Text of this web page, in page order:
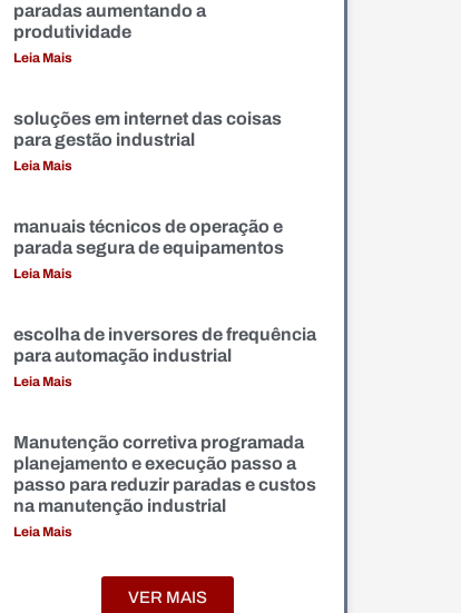
paradas aumentando a
produtividade
Leia Mais
soluções em internet das coisas
para gestão industrial
Leia Mais
manuais técnicos de operação e
parada segura de equipamentos
Leia Mais
escolha de inversores de frequência
para automação industrial
Leia Mais
Manutenção corretiva programada
planejamento e execução passo a
passo para reduzir paradas e custos
na manutenção industrial
Leia Mais
VER MAIS